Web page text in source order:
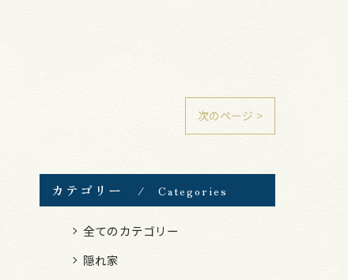
次のページ >
カテゴリー Categories
全てのカテゴリー
隠れ家